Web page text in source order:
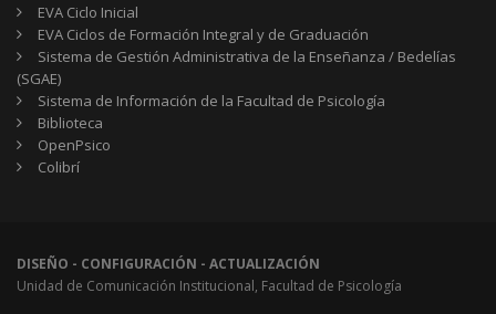
EVA Ciclo Inicial
EVA Ciclos de Formación Integral y de Graduación
Sistema de Gestión Administrativa de la Enseñanza / Bedelías
(SGAE)
Sistema de Información de la Facultad de Psicología
Biblioteca
OpenPsico
Colibrí
DISEÑO - CONFIGURACIÓN - ACTUALIZACIÓN
Unidad de Comunicación Institucional, Facultad de Psicología